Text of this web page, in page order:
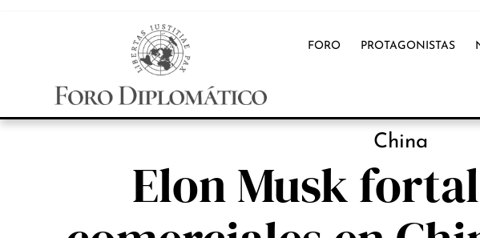
FORO PROTAGONISTAS
China
Elon Musk